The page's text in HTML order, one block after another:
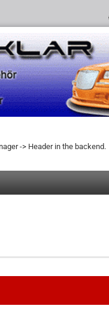
-> Header in the backend.